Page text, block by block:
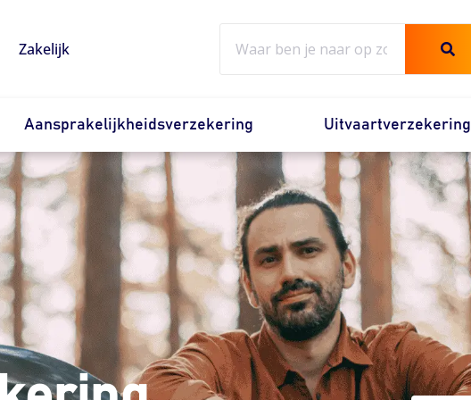
Zakelijk
Aansprakelijkheidsverzekering Uitvaartverzekering